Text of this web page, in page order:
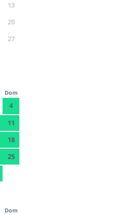
13
20
27
Dom
4
11
18
25
Dom